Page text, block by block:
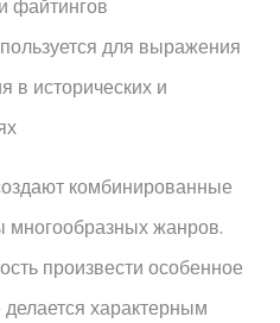
файтингов
для выражения
в исторических и
комбинированные
многообразных жанров.
произвести особенное
характерным